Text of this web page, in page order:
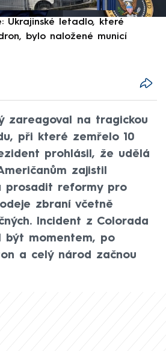
Ukrajinské letadlo, které
bylo naložené municí
zareagoval na tragickou
při které zemřelo 10
prohlásil, že udělá
zajistil
prosadit reformy pro
zbraní včetně
Incident z Colorada
být momentem, po
a celý národ začnou